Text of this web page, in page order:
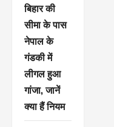
बिहार की
सीमा के पास
नेपाल के
गंडकी में
लीगल हुआ
गांजा, जानें
क्या हैं नियम